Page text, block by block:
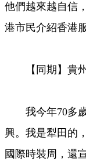
他們越來越自信
港市民介紹香港
【同期】貴州
我今年70多歲
興。我是犁田的
國際時裝周，還